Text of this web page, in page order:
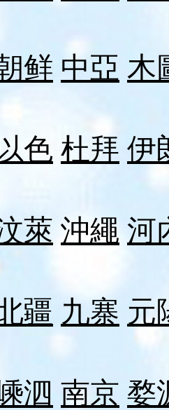
鲜 中亞 木
色 杜拜 伊
萊 沖繩 河
疆 九寨 元
泗 南京 婺